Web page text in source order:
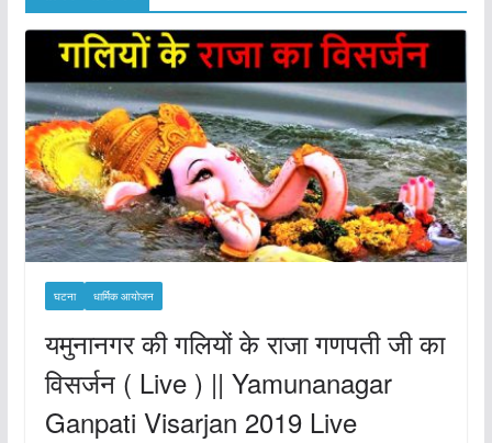
घटना धार्मिक आयोजन
यमुनानगर की गलियों के राजा गणपती जी का
विसर्जन ( Live ) || Yamunanagar
Ganpati Visarjan 2019 Live